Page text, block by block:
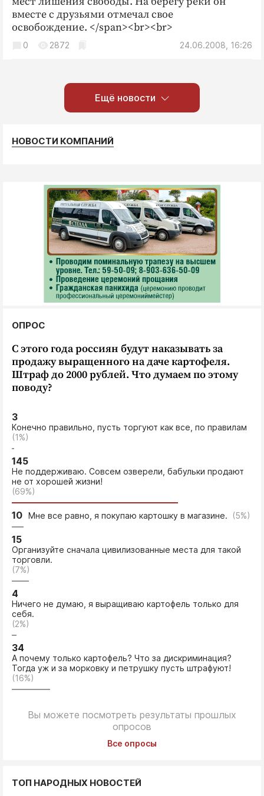
вместе с друзьями отмечал свое
освобождение. </span><br><br>
24.06.2008, 16:26
0 2872
Ещё новости
НОВОСТИ КОМПАНИЙ
ОПРОС
С этого года россиян будут наказывать за
продажу выращенного на даче картофеля.
Штраф до 2000 рублей. Что думаем по этому
поводу?
3
Конечно правильно, пусть торгуют как все, по правилам
(1%)
145
Не поддерживаю. Совсем озверели, бабульки продают
не от хорошей жизни!
(69%)
10 Мне все равно, я покупаю картошку в магазине. (5%)
15
Организуйте сначала цивилизованные места для такой
торговли.
(7%)
4
Ничего не думаю, я выращиваю картофель только для
себя.
(2%)
34
А почему только картофель? Что за дискриминация?
Тогда уж и за морковку и петрушку пусть штрафуют!
(16%)
Вы можете посмотреть результаты прошлых
опросов
Все опросы
ТОП НАРОДНЫХ НОВОСТЕЙ